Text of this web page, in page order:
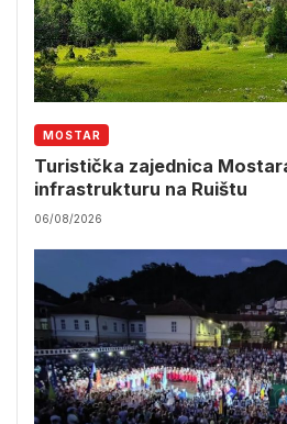
MOSTAR
Turistička zajednica
infrastrukturu na Ruištu
06/08/2026